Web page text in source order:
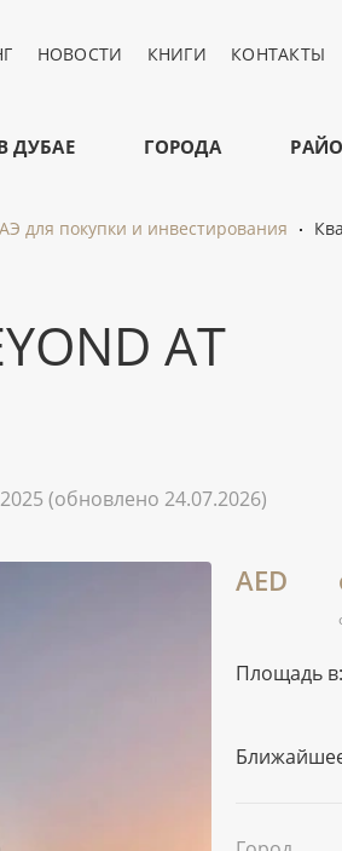
НОВОСТИ КНИГИ КОНТАКТЫ
ДУБАЕ ГОРОДА
для покупки и инвестирования
AT
(обновлено 24.07.2026)
AED
Площадь в: